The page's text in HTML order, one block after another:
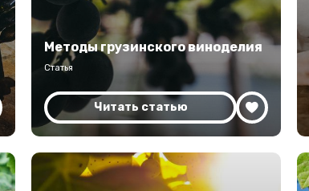
Методы грузинского виноделия
Статья
Читать статью